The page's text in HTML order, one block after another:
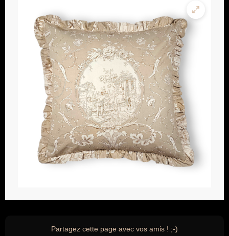
Partagez cette page avec vos amis ! ;-)